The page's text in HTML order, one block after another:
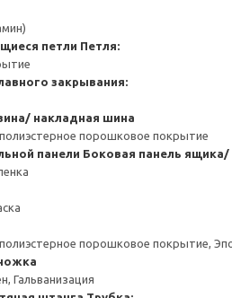
петли Петля:
закрывания:
накладная шина
порошковое покрытие
панели Боковая панель
порошковое покрытие,
Гальванизация